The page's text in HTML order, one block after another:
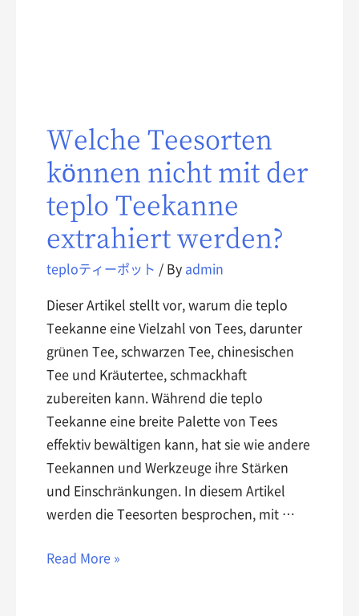
Welche Teesorten
können nicht mit der
teplo Teekanne
extrahiert werden?
teploティーポット / By admin
Dieser Artikel stellt vor, warum die teplo
Teekanne eine Vielzahl von Tees, darunter
grünen Tee, schwarzen Tee, chinesischen
Tee und Kräutertee, schmackhaft
zubereiten kann. Während die teplo
Teekanne eine breite Palette von Tees
effektiv bewältigen kann, hat sie wie andere
Teekannen und Werkzeuge ihre Stärken
und Einschränkungen. In diesem Artikel
werden die Teesorten besprochen, mit …
Read More »